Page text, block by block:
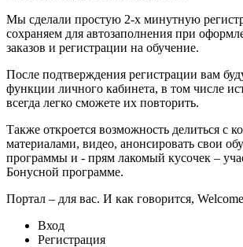
Мы сделали простую 2-х минутную
сохраняем для автозаполнения при
заказов и регистрации на обучение.
После подтверждения регистрации вам
функции личного кабинета, в том числе
всегда легко сможете их повторить.
Также откроется возможность делиться с
материалами, видео, анонсировать свои
программы и - прям лакомый кусочек –
Бонусной программе.
Портал – для вас. И как говорится,
Вход
Регистрация